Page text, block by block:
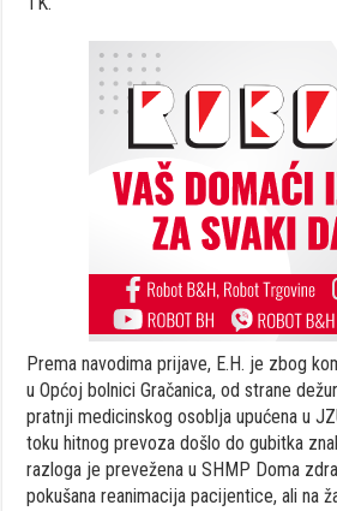
Prema navodima prijave, E.H. je zbog
u Općoj bolnici Gračanica, od strane
pratnji medicinskog osoblja upućena u
toku hitnog prevoza došlo do gubitka
razloga je prevežena u SHMP Doma
pokušana reanimacija pacijentice, ali na